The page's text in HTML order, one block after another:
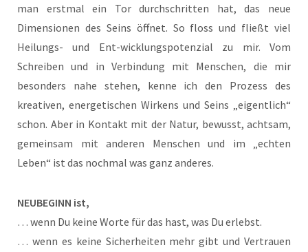
man erstmal ein Tor durchschritten hat, das neue
Dimensionen des Seins öffnet. So floss und fließt viel
Heilungs- und Ent-wicklungspotenzial zu mir. Vom
Schreiben und in Verbindung mit Menschen, die mir
besonders nahe stehen, kenne ich den Prozess des
kreativen, energetischen Wirkens und Seins „eigentlich“
schon. Aber in Kontakt mit der Natur, bewusst, achtsam,
gemeinsam mit anderen Menschen und im „echten
Leben“ ist das nochmal was ganz anderes.
NEUBEGINN ist,
… wenn Du keine Worte für das hast, was Du erlebst.
… wenn es keine Sicherheiten mehr gibt und Vertrauen